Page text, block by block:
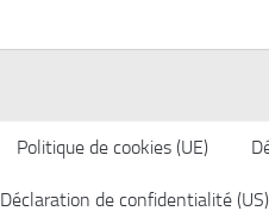
Politique de cookies (UE)
Déclaration de confidentialité (US)